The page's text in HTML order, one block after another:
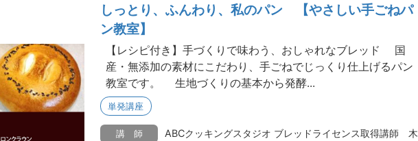
しっとり、ふんわり、私のパン 【やさしい手ごねパ
ン教室】
【レシピ付き】手づくりで味わう、おしゃれなブレッド 国
産・無添加の素材にこだわり、手ごねでじっくり仕上げるパン
教室です。 生地づくりの基本から発酵...
単発講座
講 師
ABCクッキングスタジオ ブレッドライセンス取得講師 木